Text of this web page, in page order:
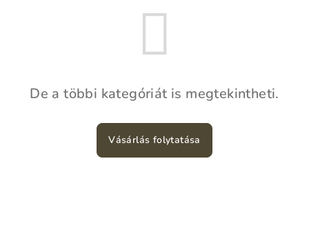
De a többi kategóriát is megtekintheti.
Vásárlás folytatása